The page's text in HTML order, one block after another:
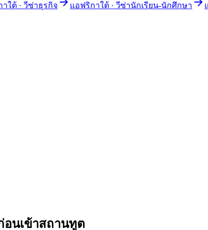
าใต้ · วีซ่าธุรกิจ แอฟริกาใต้ · วีซ่านักเรียน-นักศึกษา
อนเข้าสถานทูต